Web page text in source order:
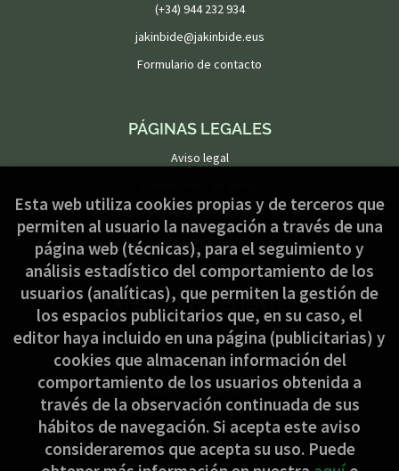
(+34) 944 232 934
jakinbide@jakinbide.eus
Formulario de contacto
PÁGINAS LEGALES
Aviso legal
Política de privacidad
Política de Cookies
ATENCIÓN AL CLIENTE
Quiénes somos
Pedidos especiales
Formulario de desistimiento
Esta web utiliza cookies propias y de terceros que
permiten al usuario la navegación a través de una
página web (técnicas), para el seguimiento y
análisis estadístico del comportamiento de los
usuarios (analíticas), que permiten la gestión de
los espacios publicitarios que, en su caso, el
editor haya incluido en una página (publicitarias) y
cookies que almacenan información del
comportamiento de los usuarios obtenida a
través de la observación continuada de sus
hábitos de navegación. Si acepta este aviso
consideraremos que acepta su uso. Puede